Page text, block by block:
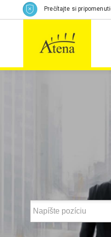
Prečítajte si